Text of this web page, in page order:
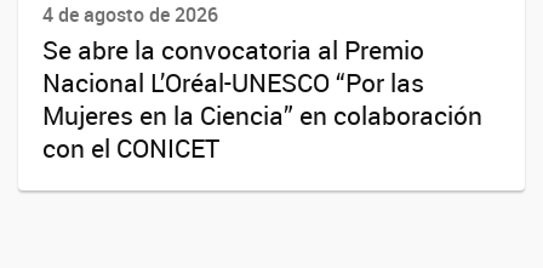
4 de agosto de 2026
Se abre la convocatoria al Premio
Nacional L’Oréal-UNESCO “Por las
Mujeres en la Ciencia” en colaboración
con el CONICET